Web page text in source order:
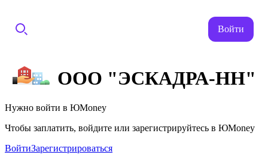
Войти
ООО "ЭСКАДРА-НН"
Нужно войти в ЮMoney
Чтобы заплатить, войдите или зарегистрируйтесь в ЮMoney
ВойтиЗарегистрироваться